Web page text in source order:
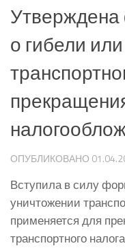
о гибели
ОПУБЛИКОВАНО
Вступила в силу
уничтожении
применяется для
транспортного